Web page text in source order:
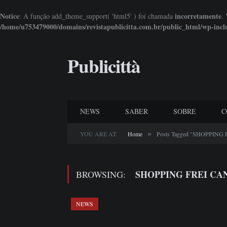
Notice: A função add_theme_support( 'html5' ) foi chamada incorretamente.
/home/u753479000/domains/revistapublicitta.com.br/public_html/wp-
Publicittà
NEWS SABER SOBRE
YOU ARE AT: Home » Posts Tagged
BROWSING: SHOPPING FREI
NEWS